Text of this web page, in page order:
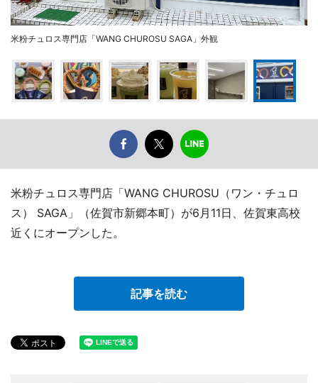
米粉チュロス専門店「WANG CHUROSU SAGA」外観
米粉チュロス専門店「WANG CHUROSU（ワン・チュロ
ス） SAGA」（佐賀市新郷本町）が6月11日、佐賀東高校
近くにオープンした。
記事を読む